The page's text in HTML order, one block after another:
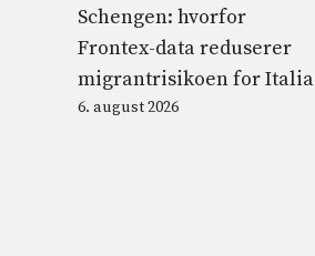
Schengen: hvorfor
Frontex-data reduserer
migrantrisikoen for Italia
6. august 2026